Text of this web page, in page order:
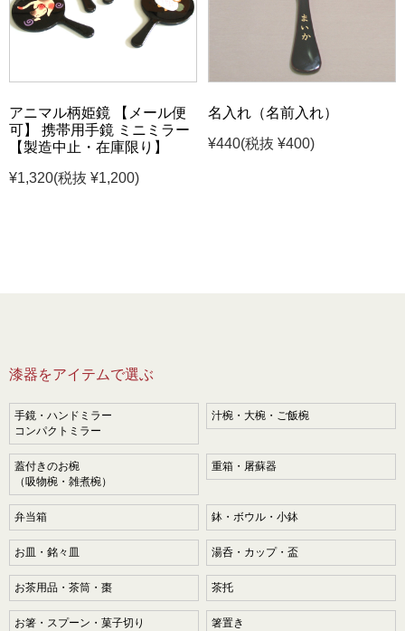
アニマル柄姫鏡 【メール便
可】 携帯用手鏡 ミニミラー
【製造中止・在庫限り】
¥1,320(税抜 ¥1,200)
名入れ（名前入れ）
¥440(税抜 ¥400)
漆器をアイテムで選ぶ
手鏡・ハンドミラー
コンパクトミラー
汁椀・大椀・ご飯椀
蓋付きのお椀
（吸物椀・雑煮椀）
重箱・屠蘇器
弁当箱 鉢・ボウル・小鉢
お皿・銘々皿 湯呑・カップ・盃
お茶用品・茶筒・棗 茶托
お箸・スプーン・菓子切り 箸置き